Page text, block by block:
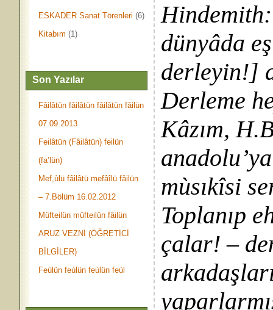
ESKADER Sanat Törenleri (6)
Kitabım (1)
Son Yazılar
Fâilâtün fâilâtün fâilâtün fâilün
07.09.2013
Feilâtün (Fâilâtün) feilün
(fa’lün)
Mef,ùlü fâilâtü mefâîlü fâilün
– 7.Bölüm 16.02.2012
Müfteilün müfteilün fâilün
ARUZ VEZNİ (ÖĞRETİCİ
BİLGİLER)
Feùlün feùlün feùlün feùl
dünyâda
derleyin!]
Derleme
Kâzım,
mùsıkîsi
Toplanıp
çalar! –